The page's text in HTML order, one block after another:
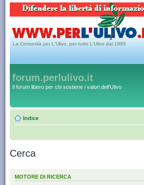
La Comunità per L'Ulivo, per tutto L'Ulivo dal 1995
forum.perlulivo.it
Il forum libero per chi sostiene i valori dell'Ulivo
Indice
Cerca
MOTORE DI RICERCA